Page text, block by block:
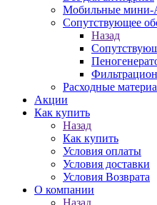
Мобильные
Сопутствующее
Назад
Расходные
Акции
Как купить
Назад
Как купить
Условия оплаты
Условия доставки
Условия Возврата
О компании
Назад